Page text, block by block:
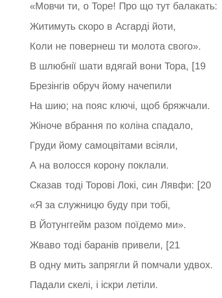
«Мовчи ти, о Торе! Про що тут балакать:
Житимуть скоро в Асгарді йоти,
Коли не повернеш ти молота свого».
В шлюбнії шати вдягай вони Тора, [19
Брезінгів обруч йому начепили
На шию; на пояс ключі, щоб бряжчали.
Жіноче вбрання по коліна спадало,
Груди йому самоцвітами всіяли,
А на волосся корону поклали.
Сказав тоді Торові Локі, син Лявфи: [20
«Я за служницю буду при тобі,
В Йотунггейм разом поїдемо ми».
Жваво тоді баранів привели, [21
В одну мить запрягли й помчали удвох.
Падали скелі, і іскри летіли.